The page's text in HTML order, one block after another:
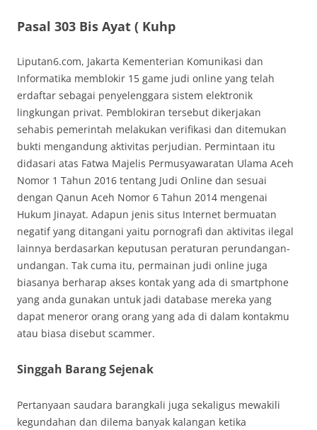
Pasal 303 Bis Ayat ( Kuhp
Liputan6.com, Jakarta Kementerian Komunikasi dan
Informatika memblokir 15 game judi online yang telah
erdaftar sebagai penyelenggara sistem elektronik
lingkungan privat. Pemblokiran tersebut dikerjakan
sehabis pemerintah melakukan verifikasi dan ditemukan
bukti mengandung aktivitas perjudian. Permintaan itu
didasari atas Fatwa Majelis Permusyawaratan Ulama Aceh
Nomor 1 Tahun 2016 tentang Judi Online dan sesuai
dengan Qanun Aceh Nomor 6 Tahun 2014 mengenai
Hukum Jinayat. Adapun jenis situs Internet bermuatan
negatif yang ditangani yaitu pornografi dan aktivitas ilegal
lainnya berdasarkan keputusan peraturan perundangan-
undangan. Tak cuma itu, permainan judi online juga
biasanya berharap akses kontak yang ada di smartphone
yang anda gunakan untuk jadi database mereka yang
dapat meneror orang orang yang ada di dalam kontakmu
atau biasa disebut scammer.
Singgah Barang Sejenak
Pertanyaan saudara barangkali juga sekaligus mewakili
kegundahan dan dilema banyak kalangan ketika